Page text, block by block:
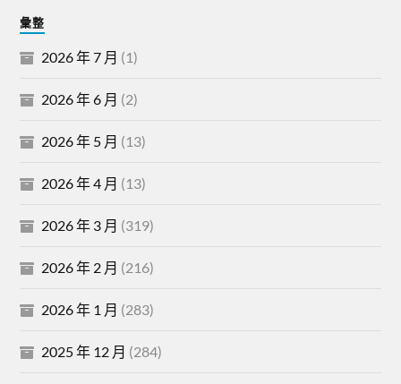
彙整
2026 年 7 月 (1)
2026 年 6 月 (2)
2026 年 5 月 (13)
2026 年 4 月 (13)
2026 年 3 月 (319)
2026 年 2 月 (216)
2026 年 1 月 (283)
2025 年 12 月 (284)